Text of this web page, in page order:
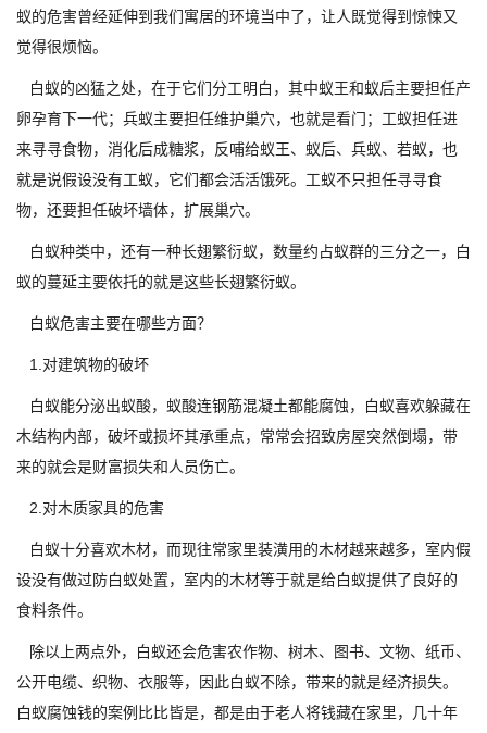
蚁的危害曾经延伸到我们寓居的环境当中了，让人既觉得到惊悚又
觉得很烦恼。
白蚁的凶猛之处，在于它们分工明白，其中蚁王和蚁后主要担任产
卵孕育下一代；兵蚁主要担任维护巢穴，也就是看门；工蚁担任进
来寻寻食物，消化后成糖浆，反哺给蚁王、蚁后、兵蚁、若蚁，也
就是说假设没有工蚁，它们都会活活饿死。工蚁不只担任寻寻食
物，还要担任破坏墙体，扩展巢穴。
白蚁种类中，还有一种长翅繁衍蚁，数量约占蚁群的三分之一，白
蚁的蔓延主要依托的就是这些长翅繁衍蚁。
白蚁危害主要在哪些方面？
1.对建筑物的破坏
白蚁能分泌出蚁酸，蚁酸连钢筋混凝土都能腐蚀，白蚁喜欢躲藏在
木结构内部，破坏或损坏其承重点，常常会招致房屋突然倒塌，带
来的就会是财富损失和人员伤亡。
2.对木质家具的危害
白蚁十分喜欢木材，而现往常家里装潢用的木材越来越多，室内假
设没有做过防白蚁处置，室内的木材等于就是给白蚁提供了良好的
食料条件。
除以上两点外，白蚁还会危害农作物、树木、图书、文物、纸币、
公开电缆、织物、衣服等，因此白蚁不除，带来的就是经济损失。
白蚁腐蚀钱的案例比比皆是，都是由于老人将钱藏在家里，几十年